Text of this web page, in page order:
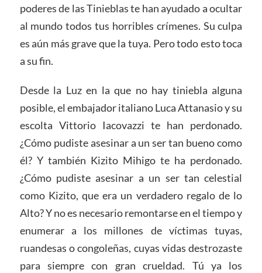
poderes de las Tinieblas te han ayudado a ocultar
al mundo todos tus horribles crímenes. Su culpa
es aún más grave que la tuya. Pero todo esto toca
a su fin.
Desde la Luz en la que no hay tiniebla alguna
posible, el embajador italiano Luca Attanasio y su
escolta Vittorio Iacovazzi te han perdonado.
¿Cómo pudiste asesinar a un ser tan bueno como
él? Y también Kizito Mihigo te ha perdonado.
¿Cómo pudiste asesinar a un ser tan celestial
como Kizito, que era un verdadero regalo de lo
Alto? Y no es necesario remontarse en el tiempo y
enumerar a los millones de víctimas tuyas,
ruandesas o congoleñas, cuyas vidas destrozaste
para siempre con gran crueldad. Tú ya los